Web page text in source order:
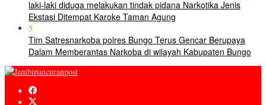
laki-laki diduga melakukan tindak pidana Narkotika Jenis
Ekstasi Ditempat Karoke Taman Agung
5
Tim Satresnarkoba polres Bungo Terus Gencar Berupaya
Dalam Memberantas Narkoba di wilayah Kabupaten Bungo